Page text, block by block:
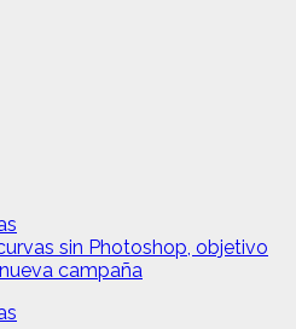
sin Photoshop, objetivo
campaña